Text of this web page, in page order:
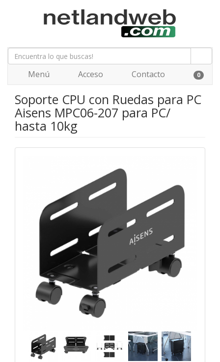
Menú Acceso Contacto 0
Soporte CPU con Ruedas para PC
Aisens MPC06-207 para PC/
hasta 10kg